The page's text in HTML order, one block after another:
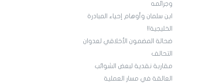
وجرائمه
ابن سلمان وأوهام إحياء المبادرة
الخليجية!!
ضحالة المضمون الأخلاقي لعدوان
التحالف
مقاربة نقدية لبعض الشوائب
العالقة في مسار العملية